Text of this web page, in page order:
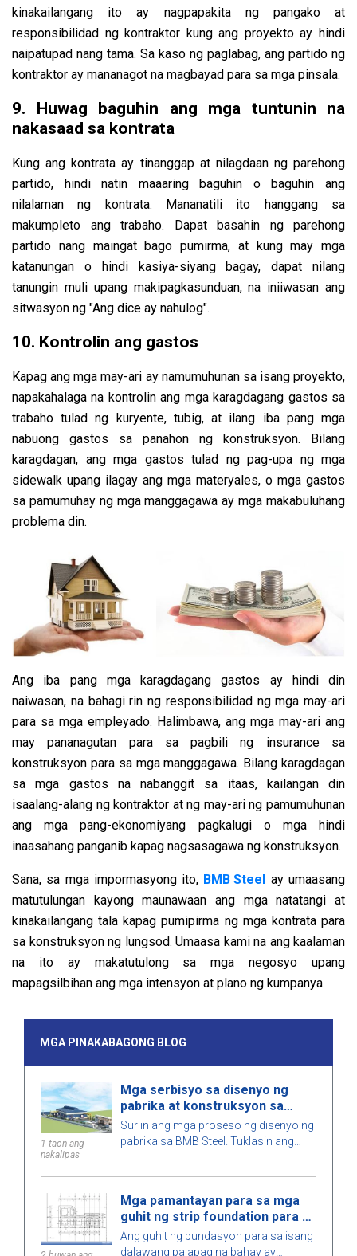
kinakailangang ito ay nagpapakita ng pangako at
responsibilidad ng kontraktor kung ang proyekto ay hindi
naipatupad nang tama. Sa kaso ng paglabag, ang partido ng
kontraktor ay mananagot na magbayad para sa mga pinsala.
9. Huwag baguhin ang mga tuntunin na
nakasaad sa kontrata
Kung ang kontrata ay tinanggap at nilagdaan ng parehong
partido, hindi natin maaaring baguhin o baguhin ang
nilalaman ng kontrata. Mananatili ito hanggang sa
makumpleto ang trabaho. Dapat basahin ng parehong
partido nang maingat bago pumirma, at kung may mga
katanungan o hindi kasiya-siyang bagay, dapat nilang
tanungin muli upang makipagkasunduan, na iniiwasan ang
sitwasyon ng "Ang dice ay nahulog".
10. Kontrolin ang gastos
Kapag ang mga may-ari ay namumuhunan sa isang proyekto,
napakahalaga na kontrolin ang mga karagdagang gastos sa
trabaho tulad ng kuryente, tubig, at ilang iba pang mga
nabuong gastos sa panahon ng konstruksyon. Bilang
karagdagan, ang mga gastos tulad ng pag-upa ng mga
sidewalk upang ilagay ang mga materyales, o mga gastos
sa pamumuhay ng mga manggagawa ay mga makabuluhang
problema din.
Ang iba pang mga karagdagang gastos ay hindi din
naiwasan, na bahagi rin ng responsibilidad ng mga may-ari
para sa mga empleyado. Halimbawa, ang mga may-ari ang
may pananagutan para sa pagbili ng insurance sa
konstruksyon para sa mga manggagawa. Bilang karagdagan
sa mga gastos na nabanggit sa itaas, kailangan din
isaalang-alang ng kontraktor at ng may-ari ng pamumuhunan
ang mga pang-ekonomiyang pagkalugi o mga hindi
inaasahang panganib kapag nagsasagawa ng konstruksyon.
Sana, sa mga impormasyong ito, BMB Steel ay umaasang
matutulungan kayong maunawaan ang mga natatangi at
kinakailangang tala kapag pumipirma ng mga kontrata para
sa konstruksyon ng lungsod. Umaasa kami na ang kaalaman
na ito ay makatutulong sa mga negosyo upang
mapagsilbihan ang mga intensyon at plano ng kumpanya.
MGA PINAKABAGONG BLOG
1 taon ang
nakalipas
Mga serbisyo sa disenyo ng
pabrika at konstruksyon sa
Vietnam 2026
Suriin ang mga proseso ng disenyo ng
pabrika sa BMB Steel. Tuklasin ang
gastos, at tiyakin ang mataas na
kalidad ng konstruksyon.
Mga pamantayan para sa mga
guhit ng strip foundation para sa
isang dalawang palapag na
bahay
Ang guhit ng pundasyon para sa isang
dalawang palapag na bahay ay